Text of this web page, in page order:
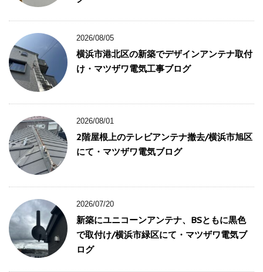
2026/08/05
横浜市港北区の新築でデザインアンテナ取付
け・マツザワ電気工事ブログ
2026/08/01
2階屋根上のテレビアンテナ撤去/横浜市旭区
にて・マツザワ電気ブログ
2026/07/20
新築にユニコーンアンテナ、BSともに黒色
で取付け/横浜市緑区にて・マツザワ電気ブ
ログ